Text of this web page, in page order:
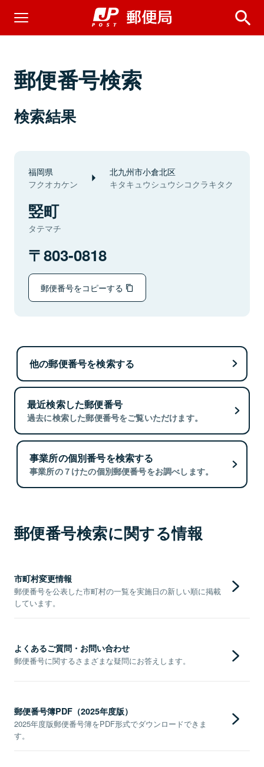
郵便番号検索
検索結果
福岡県
フクオカケン
北九州市小倉北区
キタキュウシュウシコクラキタク
竪町
タテマチ
803-0818
郵便番号をコピーする
他の郵便番号を検索する
最近検索した郵便番号
過去に検索した郵便番号をご覧いただけます。
事業所の個別番号を検索する
事業所の７けたの個別郵便番号をお調べします。
郵便番号検索に関する情報
市町村変更情報
郵便番号を公表した市町村の一覧を実施日の新しい順に掲載
しています。
よくあるご質問・お問い合わせ
郵便番号に関するさまざまな疑問にお答えします。
郵便番号簿PDF（2025年度版）
2025年度版郵便番号簿をPDF形式でダウンロードできま
す。